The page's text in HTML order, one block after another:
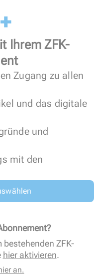
Ihrem ZFK-
Zugang zu allen
und das digitale
und
mit den
bestehenden ZFK-
hier aktivieren.
an.